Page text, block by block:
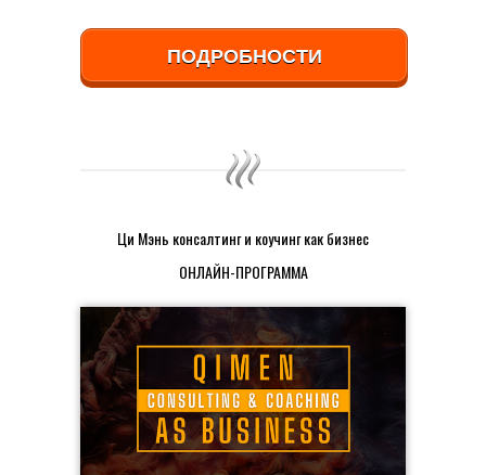
ПОДРОБНОСТИ
Ци Мэнь консалтинг и коучинг как бизнес
ОНЛАЙН-ПРОГРАММА